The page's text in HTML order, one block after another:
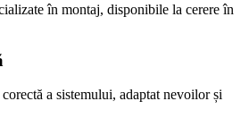
în montaj, disponibile la cerere în
a sistemului, adaptat nevoilor și